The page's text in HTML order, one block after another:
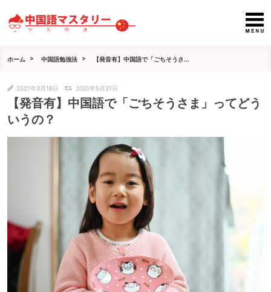
ホーム 中国語勉強法 【発音有】中国語で「ごちそうさ...
2021年3月16日 2021年5月21日
【発音有】中国語で「ごちそうさま」ってどう
いうの？